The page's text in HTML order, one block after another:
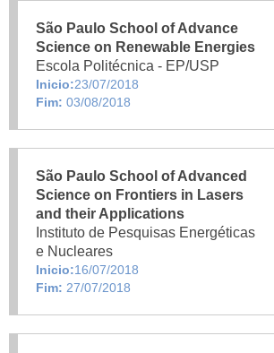
São Paulo School of Advance
Science on Renewable Energies
Escola Politécnica - EP/USP
Inicio:23/07/2018
Fim: 03/08/2018
São Paulo School of Advanced
Science on Frontiers in Lasers
and their Applications
Instituto de Pesquisas Energéticas
e Nucleares
Inicio:16/07/2018
Fim: 27/07/2018